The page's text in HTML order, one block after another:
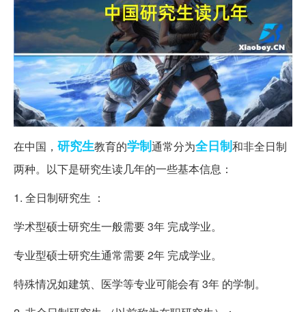
在中国， 研究生教育的学制通常分为全日制和非全日制
两种。以下是研究生读几年的一些基本信息：
1. 全日制研究生 ：
学术型硕士研究生一般需要 3年 完成学业。
专业型硕士研究生通常需要 2年 完成学业。
特殊情况如建筑、医学等专业可能会有 3年 的学制。